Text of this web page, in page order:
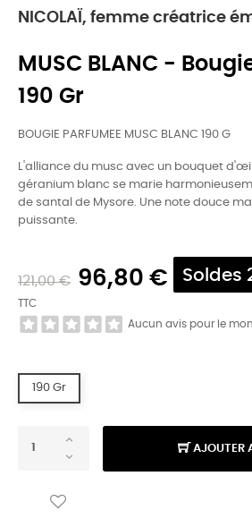
NICOLAÏ, femme créatrice
MUSC BLANC -
190 Gr
BOUGIE PARFUMEE MUSC BLANC 190 G
L'alliance du musc avec un bouquet
géranium blanc se marie
de santal de Mysore. Une note douce
puissante.
121,00 € 96,80 € Soldes
TTC
Aucun avis pour le
190 Gr
AJOUTER